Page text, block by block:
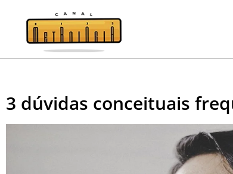
3 dúvidas conceituais